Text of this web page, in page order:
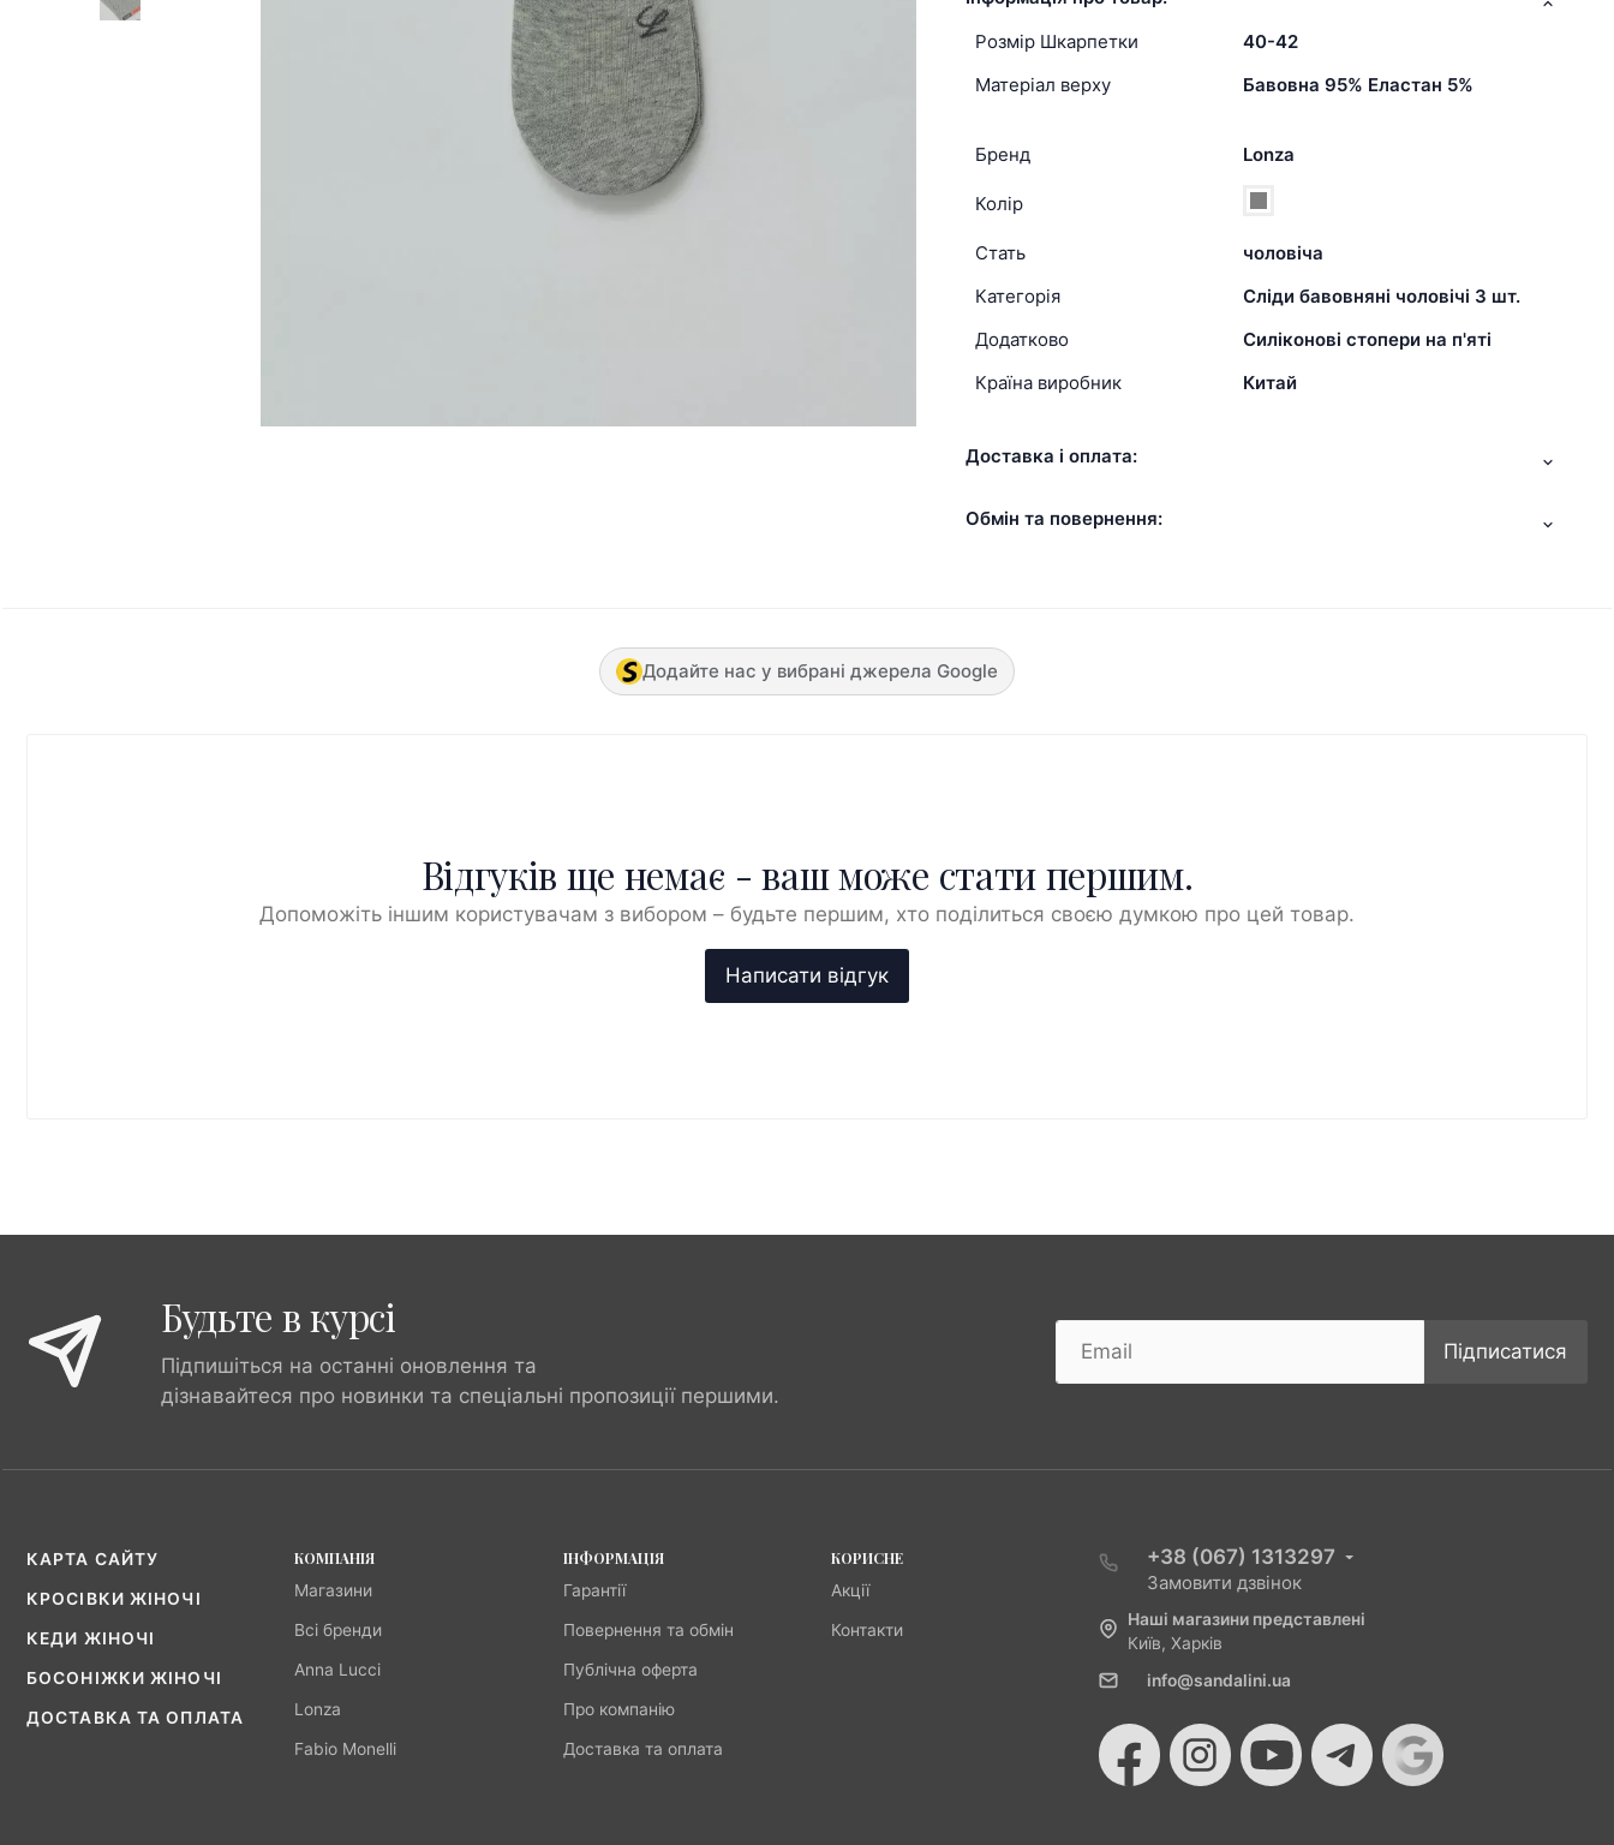
Розмір Шкарпетки
40-42
Матеріал верху
Бавовна 95% Еластан 5%
Бренд Lonza
Колір
Стать
чоловіча
Категорія
Сліди бавовняні чоловічі 3 шт.
Додатково
Силіконові стопери на п'яті
Країна виробник
Китай
Доставка і оплата:
Обмін та повернення:
Додайте нас у вибрані джерела Google
Відгуків ще немає - ваш може стати першим.
Допоможіть іншим користувачам з вибором – будьте першим, хто поділиться своєю думкою про цей товар.
Будьте в курсі
Підпишіться на останні оновлення та
дізнавайтеся про новинки та спеціальні пропозиції першими.
Підписатися
КАРТА САЙТУ
КРОСІВКИ ЖІНОЧІ
КЕДИ ЖІНОЧІ
БОСОНІЖКИ ЖІНОЧІ
ДОСТАВКА ТА ОПЛАТА
КОМПАНІЯ
Магазини
Всі бренди
Anna Lucci
Lonza
Fabio Monelli
ІНФОРМАЦІЯ
Гарантії
Повернення та обмін
Публічна оферта
Про компанію
Доставка та оплата
КОРИСНЕ
Акції
Контакти
+38 (067) 1313297
Замовити дзвінок
Наші магазини представлені
Київ, Харків
info@sandalini.ua